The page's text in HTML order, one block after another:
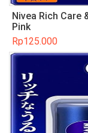
Nivea Rich Care
Pink
Rp125.000